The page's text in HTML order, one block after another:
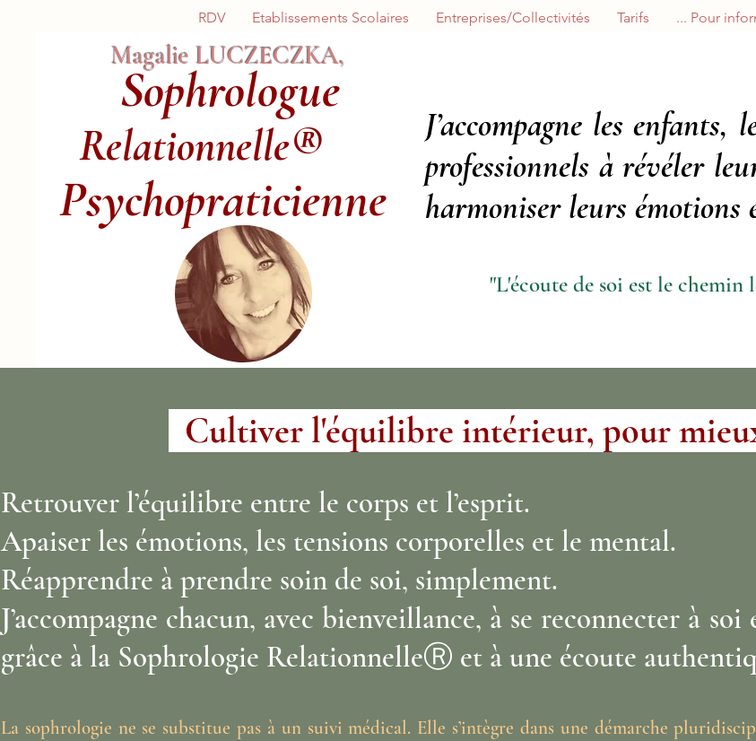
Magalie LUCZECZKA,
Sophrologue
Relationnelle®
Psychopraticienne
J’accompagne les enfants,
professionnels à révéler
harmoniser leurs
"L'écoute de soi est le
Pour
Tarifs
Entreprises/Collectivités
Etablissements Scolaires
RDV
Cultiver l'équilibre intérieur, pour
Retrouver l’équilibre entre le corps et l’esprit.
Apaiser les émotions, les tensions corporelles et le mental.
Réapprendre à prendre soin de soi, simplement.
J’accompagne chacun, avec bienveillance, à se reconnecter à
grâce à la Sophrologie RelationnelleⓇ et à une écoute
La sophrologie ne se substitue pas à un suivi médical. Elle s’intègre dans une démarche